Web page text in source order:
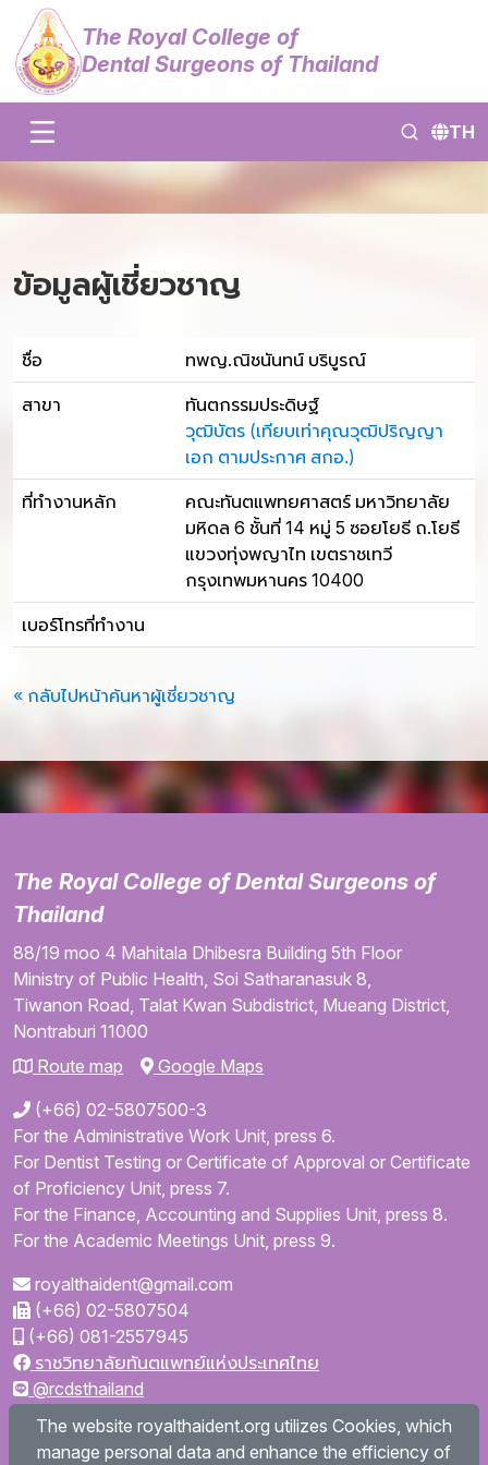
The Royal College of
Dental Surgeons of Thailand
TH
ข้อมูลผู้เชี่ยวชาญ
ชื่อ ทพญ.ณิชนันทน์ บริบูรณ์
สาขา
ทันตกรรมประดิษฐ์
วุฒิบัตร (เทียบเท่าคุณวุฒิปริญญา
เอก ตามประกาศ สกอ.)
ที่ทำงานหลัก
คณะทันตแพทยศาสตร์ มหาวิทยาลัย
มหิดล 6 ชั้นที่ 14 หมู่ 5 ซอยโยธี ถ.โยธี
แขวงทุ่งพญาไท เขตราชเทวี
กรุงเทพมหานคร 10400
เบอร์โทรที่ทำงาน
« กลับไปหน้าค้นหาผู้เชี่ยวชาญ
The Royal College of Dental Surgeons of
Thailand
88/19 moo 4 Mahitala Dhibesra Building 5th Floor
Ministry of Public Health, Soi Satharanasuk 8,
Tiwanon Road, Talat Kwan Subdistrict, Mueang District,
Nontraburi 11000
Route map
Google Maps
(+66) 02-5807500-3
For the Administrative Work Unit, press 6.
For Dentist Testing or Certificate of Approval or Certificate
of Proficiency Unit, press 7.
For the Finance, Accounting and Supplies Unit, press 8.
For the Academic Meetings Unit, press 9.
royalthaident@gmail.com
(+66) 02-5807504
(+66) 081-2557945
ราชวิทยาลัยทันตแพทย์แห่งประเทศไทย
@rcdsthailand
royalthaident
The website royalthaident.org utilizes Cookies, which
manage personal data and enhance the efficiency of